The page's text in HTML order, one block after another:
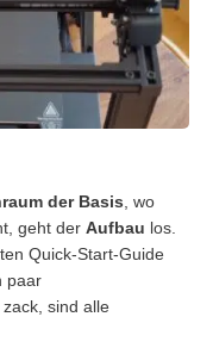
der Basis, wo
geht der Aufbau los.
Quick-Start-Guide
paar
sind alle